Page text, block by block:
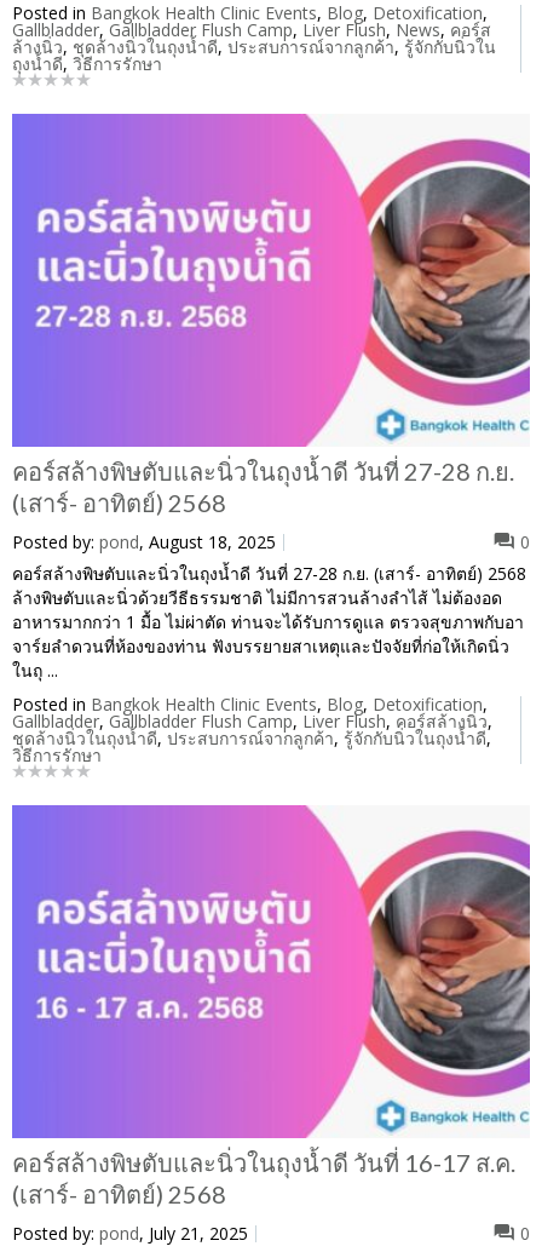
Posted in Bangkok Health Clinic Events, Blog, Detoxification,
Gallbladder, Gallbladder Flush Camp, Liver Flush, News, คอร์ส
ล้างนิ่ว, ชุดล้างนิ่วในถุงน้ำดี, ประสบการณ์จากลูกค้า, รู้จักกับนิ่วใน
ถุงน้ำดี, วิธีการรักษา
คอร์สล้างพิษตับและนิ่วในถุงน้ำดี วันที่ 27-28 ก.ย.
(เสาร์- อาทิตย์) 2568
Posted by: pond, August 18, 2025
0
คอร์สล้างพิษตับและนิ่วในถุงน้ำดี วันที่ 27-28 ก.ย. (เสาร์- อาทิตย์) 2568
ล้างพิษตับและนิ่วด้วยวีธีธรรมชาติ ไม่มีการสวนล้างลำไส้ ไม่ต้องอด
อาหารมากกว่า 1 มื้อ ไม่ผ่าตัด ท่านจะได้รับการดูแล ตรวจสุขภาพกับอา
จาร์ยลำดวนที่ห้องของท่าน ฟังบรรยายสาเหตุและปัจจัยที่ก่อให้เกิดนิ่ว
ในถุ ...
Posted in Bangkok Health Clinic Events, Blog, Detoxification,
Gallbladder, Gallbladder Flush Camp, Liver Flush, คอร์สล้างนิ่ว,
ชุดล้างนิ่วในถุงน้ำดี, ประสบการณ์จากลูกค้า, รู้จักกับนิ่วในถุงน้ำดี,
วิธีการรักษา
คอร์สล้างพิษตับและนิ่วในถุงน้ำดี วันที่ 16-17 ส.ค.
(เสาร์- อาทิตย์) 2568
Posted by: pond, July 21, 2025
0